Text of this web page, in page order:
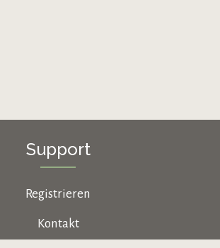
Support
Registrieren
Kontakt